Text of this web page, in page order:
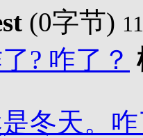
(0字节)
? 咋了？
冬天。